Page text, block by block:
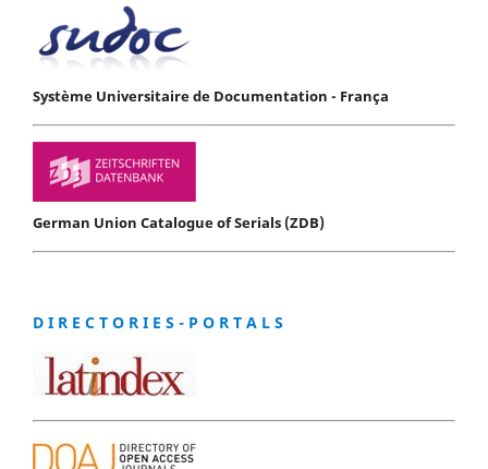
Système Universitaire de Documentation - França
German Union Catalogue of Serials (ZDB)
D I R E C T O R I E S - P O R T A L S